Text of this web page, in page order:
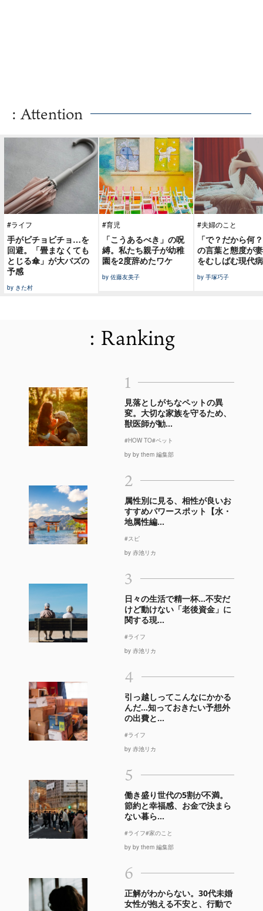
: Attention
#ライフ
手がビチョビチョ…を
回避。「畳まなくても
とじる傘」が大バズの
予感
by きた村
#育児
「こうあるべき」の呪
縛。私たち親子が幼稚
園を2度辞めたワケ
by 佐藤友美子
#夫婦のこと
「で？だから何
の言葉と態度が
をむしばむ現代病
by 手塚巧子
: Ranking
1
見落としがちなペットの異
変。大切な家族を守るため、
獣医師が勧...
#HOW TO#ペット
by by them 編集部
2
属性別に見る、相性が良いお
すすめパワースポット【水・
地属性編...
#スピ
by 赤池リカ
3
日々の生活で精一杯…不安だ
けど動けない「老後資金」に
関する現...
#ライフ
by 赤池リカ
4
引っ越しってこんなにかかる
んだ…知っておきたい予想外
の出費と...
#ライフ
by 赤池リカ
5
働き盛り世代の5割が不満。
節約と幸福感、お金で決まら
ない暮ら...
#ライフ#家のこと
by by them 編集部
6
正解がわからない。30代未婚
女性が抱える不安と、行動で